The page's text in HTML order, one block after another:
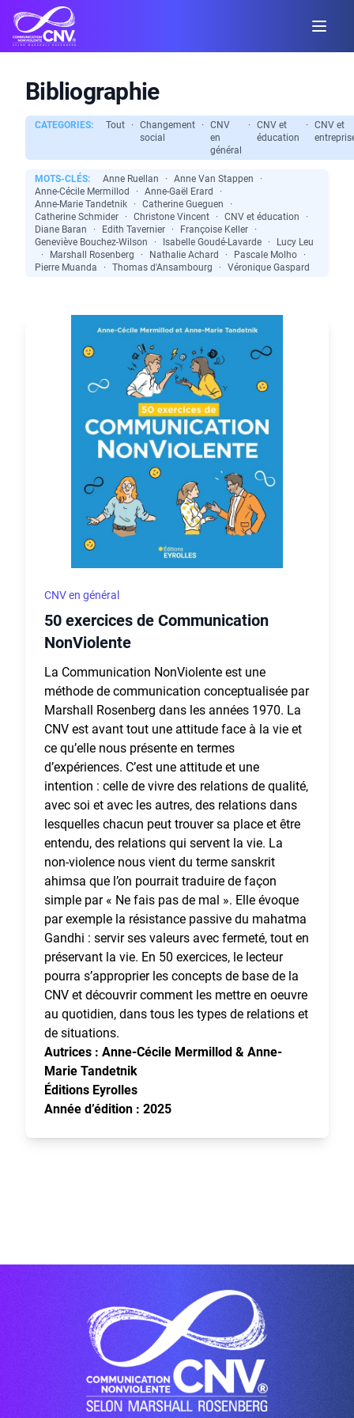
Bibliographie
CATEGORIES: Tout ·
Changement
social
·
CNV
en
général
·
CNV et
éducation
·
CNV et
MOTS-CLÉS: Anne Ruellan · Anne Van Stappen
·
Anne-Cécile Mermillod
· Anne-Gaël Erard
·
Anne-Marie Tandetnik
· Catherine Gueguen
·
Catherine Schmider
· Christone Vincent · CNV et éducation
·
Diane Baran
· Edith Tavernier · Françoise Keller
·
Geneviève Bouchez-Wilson
· Isabelle Goudé-Lavarde ·
Lucy Leu
·
Marshall Rosenberg · Nathalie Achard · Pascale Molho
·
Pierre Muanda
· Thomas d'Ansambourg · Véronique Gaspard
CNV en général
50 exercices de Communication
NonViolente
La Communication NonViolente est une
méthode de communication conceptualisée par
Marshall Rosenberg dans les années 1970. La
CNV est avant tout une attitude face à la vie et
ce qu’elle nous présente en termes
d’expériences. C’est une attitude et une
intention : celle de vivre des relations de qualité,
avec soi et avec les autres, des relations dans
lesquelles chacun peut trouver sa place et être
entendu, des relations qui servent la vie. La
non-violence nous vient du terme sanskrit
ahimsa que l’on pourrait traduire de façon
simple par « Ne fais pas de mal ». Elle évoque
par exemple la résistance passive du mahatma
Gandhi : servir ses valeurs avec fermeté, tout en
préservant la vie. En 50 exercices, le lecteur
pourra s’approprier les concepts de base de la
CNV et découvrir comment les mettre en oeuvre
au quotidien, dans tous les types de relations et
de situations.
Autrices : Anne-Cécile Mermillod & Anne-
Marie Tandetnik
Éditions Eyrolles
Année d’édition : 2025